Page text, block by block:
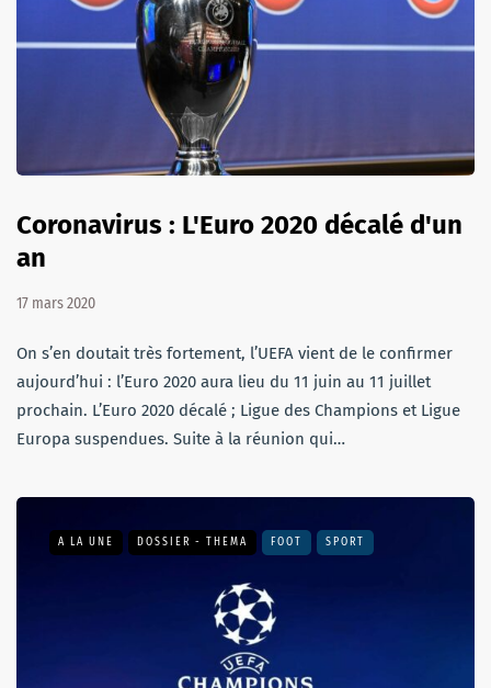
Coronavirus : L'Euro 2020 décalé d'un
an
17 mars 2020
On s’en doutait très fortement, l’UEFA vient de le confirmer
aujourd’hui : l’Euro 2020 aura lieu du 11 juin au 11 juillet
prochain. L’Euro 2020 décalé ; Ligue des Champions et Ligue
Europa suspendues. Suite à la réunion qui…
A LA UNE DOSSIER - THEMA FOOT SPORT